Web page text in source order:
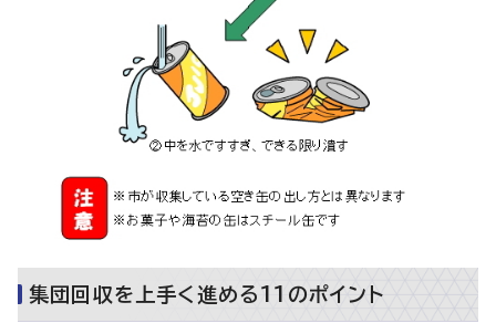
集団回収を上手く進める11のポイント